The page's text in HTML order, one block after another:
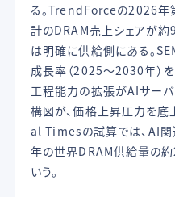
る。TrendForceの2026年
計のDRAM売上シェアが約
は明確に供給側にある。
成長率（2025〜2030年）
工程能力の拡張がAIサー
構図が、価格上昇圧力を
al Timesの試算では、AI
年の世界DRAM供給量の
いう。